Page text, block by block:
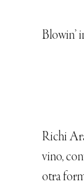
Blowin’
Richi
vino,
otra